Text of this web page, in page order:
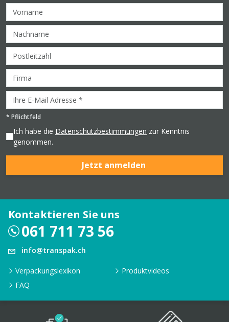
* Pflichtfeld
Ich habe die Datenschutzbestimmungen zur Kenntnis
genommen.
Jetzt anmelden
Kontaktieren Sie uns
061 711 73 56
info@transpak.ch
Verpackungslexikon
Produktvideos
FAQ